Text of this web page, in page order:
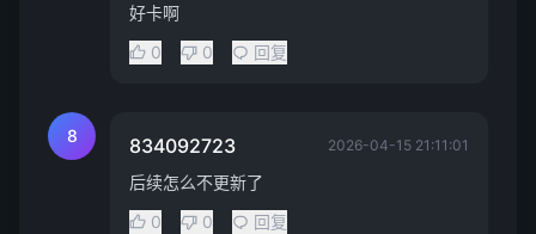
好卡啊
0
0 回复
8 834092723 2026-04-15 21:11:01
后续怎么不更新了
0
0 回复